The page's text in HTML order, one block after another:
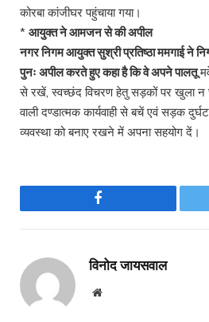
कोरबा कांजीघर पहुंचाया गया।
* आयुक्त ने आमजन से की अपील
नगर निगम आयुक्त सुश्री प्रतिष्ठा ममगाई ने
पुनः अपील करते हुए कहा है कि वे अपने पालतू
से रखें, स्वच्छंद विचरण हेतु सड़कों पर खुला न
वाली दण्डात्मक कार्यवाही से बचें एवं सड़क
व्यवस्था को बनाए रखने में अपना सहयोग दें।
Facebook
विनोद जायसवाल
Website